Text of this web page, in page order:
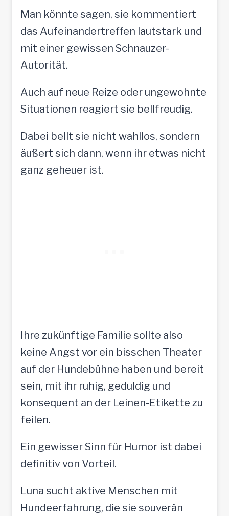
Man könnte sagen, sie kommentiert
das Aufeinandertreffen lautstark und
mit einer gewissen Schnauzer-
Autorität.
Auch auf neue Reize oder ungewohnte
Situationen reagiert sie bellfreudig.
Dabei bellt sie nicht wahllos, sondern
äußert sich dann, wenn ihr etwas nicht
ganz geheuer ist.
Ihre zukünftige Familie sollte also
keine Angst vor ein bisschen Theater
auf der Hundebühne haben und bereit
sein, mit ihr ruhig, geduldig und
konsequent an der Leinen-Etikette zu
feilen.
Ein gewisser Sinn für Humor ist dabei
definitiv von Vorteil.
Luna sucht aktive Menschen mit
Hundeerfahrung, die sie souverän